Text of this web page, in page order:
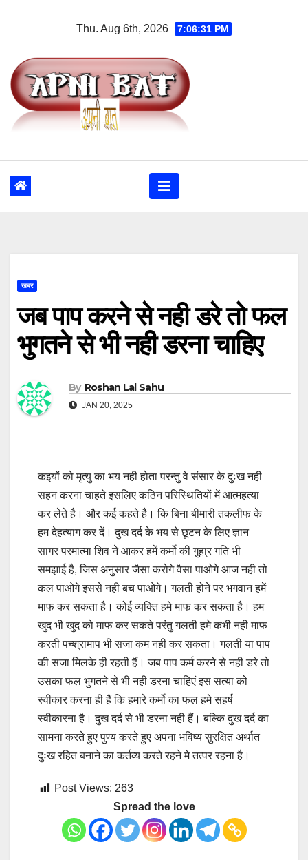
Thu. Aug 6th, 2026 7:06:31 PM
खबर
जब पाप करने से नही डरे तो फल
भुगतने से भी नही डरना चाहिए
By Roshan Lal Sahu
JAN 20, 2025
कइयों को मृत्यु का भय नही होता परन्तु वे संसार के दुःख नही
सहन करना चाहते इसलिए कठिन परिस्थितियों में आत्महत्या
कर लेते है। और कई कहते है। कि बिना बीमारी तकलीफ के
हम देहत्याग कर दें। दुख दर्द के भय से छूटन के लिए ज्ञान
सागर परमात्मा शिव ने आकर हमें कर्मो की गुहा्र गति भी
समझाई है, जिस अनुसार जैसा करोगे वैसा पाओगे आज नही तो
कल पाओगे इससे नही बच पाओगे। गलती होने पर भगवान हमें
माफ कर सकता है। कोई व्यक्ति हमे माफ कर सकता है। हम
खुद भी खुद को माफ कर सकते परंतु गलती हमे कभी नही माफ
करती पच्श्रामाप भी सजा कम नही कर सकता। गलती या पाप
की सजा मिलके ही रहती हैं। जब पाप कर्म करने से नही डरे तो
उसका फल भुगतने से भी नही डरना चाहिएं इस सत्या को
स्वीकार करना ही हैं कि हमारे कर्मो का फल हमे सहर्ष
स्वीकारना है। दुख दर्द से भी डरना नही हैं। बल्कि दुख दर्द का
सामना करते हुए पुण्य करते हुए अपना भविष्य सुरक्षित अर्थात
दुःख रहित बनाने का कर्तव्य करते रहने मे तत्पर रहना है।
Post Views: 263
Spread the love